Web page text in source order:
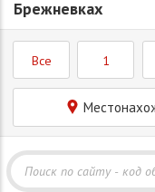
Брежневках
Все 1